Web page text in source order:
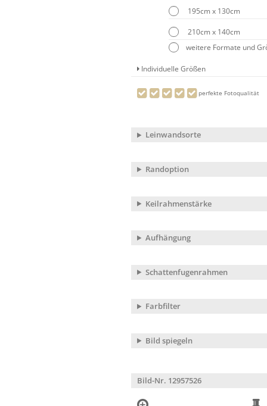
195cm x 130cm
210cm x 140cm
weitere Formate und
Individuelle Größen
perfekte Fotoqualität
Leinwandsorte
Randoption
Keilrahmenstärke
Aufhängung
Schattenfugenrahmen
Farbfilter
Bild spiegeln
Bild-Nr. 12957526